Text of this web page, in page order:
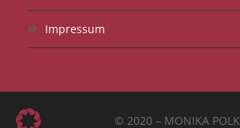
Impressum
© 2020 – MONIKA POLK